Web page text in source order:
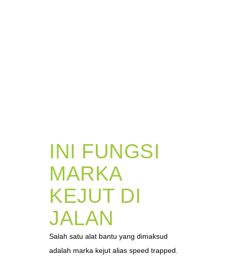
INI FUNGSI
MARKA
KEJUT DI
JALAN
Salah satu alat bantu yang dimaksud
adalah marka kejut alias speed trapped.